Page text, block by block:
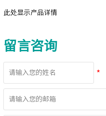
此处显示产品详情
留言咨询